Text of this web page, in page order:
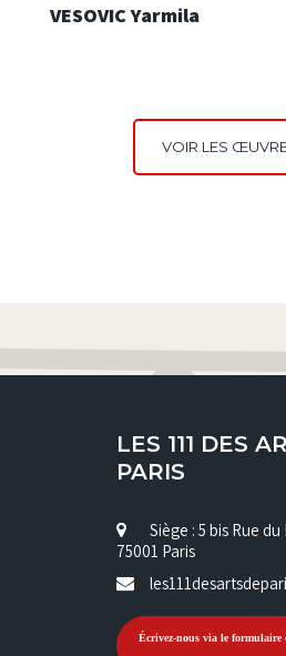
VESOVIC Yarmila
VOIR LES
LES 111 DES
PARIS
Siège : 5 bis Rue
75001 Paris
Écrivez-nous via le formulaire